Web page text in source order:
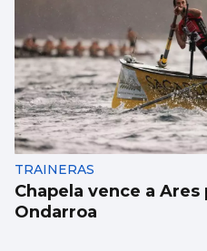
TRAINERAS
Chapela vence a
Ondarroa